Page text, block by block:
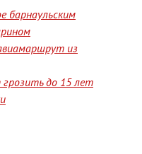
барнаульским
из
до 15 лет